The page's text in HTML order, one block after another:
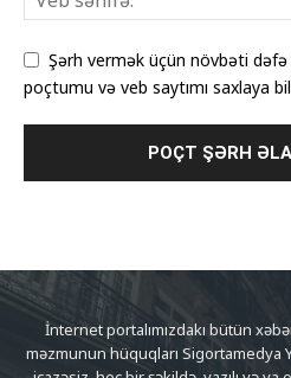
Şərh vermək üçün növbəti dəfə
poçtumu və veb saytımı saxlaya
İnternet portalımızdakı bütün
məzmunun hüquqları Sigortamedya